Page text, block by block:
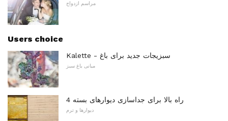
مراسم ازدواج
Users choice
Kalette - سبزیجات جدید برای باغ
مبانی باغ سبز
4 راه بالا برای جداسازی دیوارهای بسته
دیوارها و ترم